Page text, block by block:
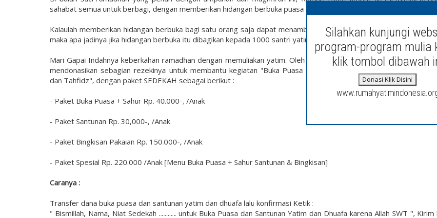
Silahkan kunjungi
program-program mulia
klik tombol dibawah
Donasi Klik Disini
sahabat semua untuk berbagi, dengan memberikan hidangan berbuka puasa untuk para santri yatim dan dhuafa.
Kalaulah memberikan hidangan berbuka bagi satu orang saja dapat menambah amal kebaikan kita di bulan
maka apa jadinya jika hidangan berbuka itu dibagikan kepada 1000 santri yatim, dhuafa dan Tahfidz.
Mari Gapai Indahnya keberkahan ramadhan dengan memuliakan yatim. Oleh karena itu, kami mengajak sahabat
mendonasikan sebagian rezekinya untuk membantu kegiatan "Buka Puasa dan Santunan 1000 Santri Yatim,
dan Tahfidz", dengan paket SEDEKAH sebagai berikut :
- Paket Buka Puasa + Sahur Rp. 40.000-, /Anak
- Paket Santunan Rp. 30,000-, /Anak
- Paket Bingkisan Pakaian Rp. 150.000-, /Anak
- Paket Spesial Rp. 220.000 /Anak [Menu Buka Puasa + Sahur Santunan & Bingkisan]
Caranya :
Transfer dana buka puasa dan santunan yatim dan dhuafa lalu konfirmasi Ketik :
" Bismillah, Nama, Niat Sedekah ............ untuk Buka Puasa dan Santunan Yatim dan Dhuafa karena Allah SWT ", Kirim